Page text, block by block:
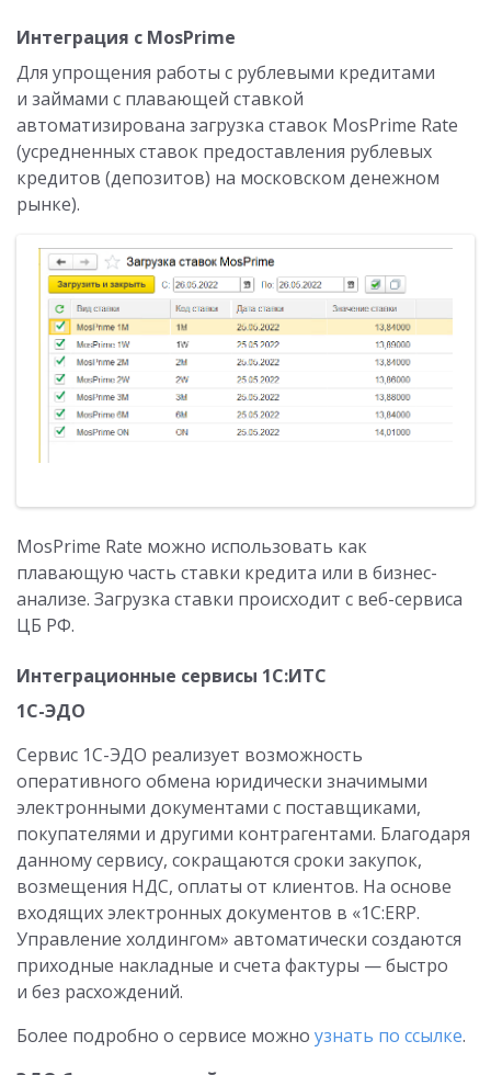
Интеграция с MosPrime
Для упрощения работы с рублевыми кредитами
и займами с плавающей ставкой
автоматизирована загрузка ставок MosPrime Rate
(усредненных ставок предоставления рублевых
кредитов (депозитов) на московском денежном
рынке).
MosPrime Rate можно использовать как
плавающую часть ставки кредита или в бизнес-
анализе. Загрузка ставки происходит с веб-сервиса
ЦБ РФ.
Интеграционные сервисы 1С:ИТС
1С-ЭДО
Сервис 1С-ЭДО реализует возможность
оперативного обмена юридически значимыми
электронными документами с поставщиками,
покупателями и другими контрагентами. Благодаря
данному сервису, сокращаются сроки закупок,
возмещения НДС, оплаты от клиентов. На основе
входящих электронных документов в «1С:ERP.
Управление холдингом» автоматически создаются
приходные накладные и счета фактуры — быстро
и без расхождений.
Более подробно о сервисе можно узнать по ссылке.